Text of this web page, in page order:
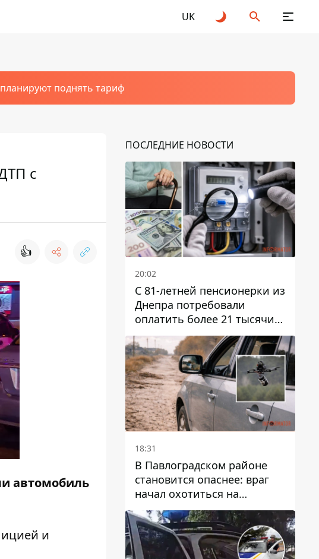
UK
поднять тариф
с
👍
автомобиль
и
ПОСЛЕДНИЕ НОВОСТИ
20:02
С 81-летней пенсионерки из
Днепра потребовали
оплатить более 21 тысячи
гривен за "вмешательство в
работу счетчика"
18:31
В Павлоградском районе
становится опаснее: враг
начал охотиться на
гражданский и военный
транспорт